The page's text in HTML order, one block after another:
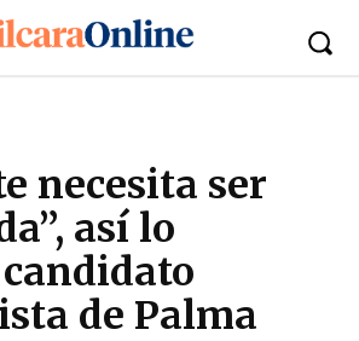
necesita ser
así lo
de Palma